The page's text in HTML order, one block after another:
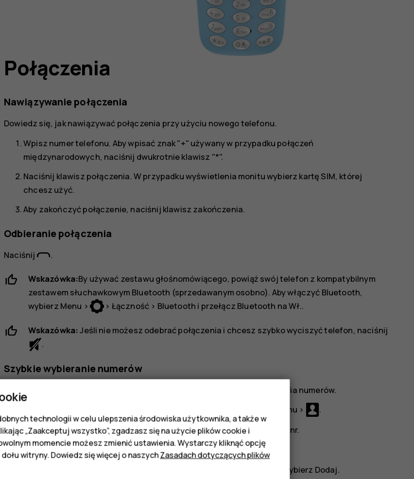
Połączenia
Nawiązywanie połączenia
Dowiedz się, jak nawiązywać połączenia przy użyciu nowego telefonu.
Wpisz numer telefonu. Aby wpisać znak "+" używany w przypadku połączeń
międzynarodowych, naciśnij dwukrotnie klawisz "*".
Naciśnij klawisz połączenia. W przypadku wyświetlenia monitu wybierz kartę SIM, której
chcesz użyć.
Aby zakończyć połączenie, naciśnij klawisz zakończenia.
Odbieranie połączenia
Naciśnij .
Wskazówka:By używać zestawu głośnomówiącego, powiąż swój telefon z kompatybilnym
zestawem słuchawkowym Bluetooth (sprzedawanym osobno). Aby włączyć Bluetooth,
wybierz Menu > > Łączność > Bluetooth i przełącz Bluetooth naWł..
Wskazówka:Jeśli nie możesz odebrać połączenia i chcesz szybko wyciszyć telefon, naciśnij
.
Szybkie wybieranie numerów
Możesz zadzwonić szybko do kontaktu, korzystając z szybkiego wybierania numerów.
Menu >
.
Wybierz
>Szybkie wyb. nr, a następnie włącz opcjęSzybkie wyb. nr.
Wybierz
Edytuj
Przewiń do dostępnego numeru szybkiego wybierania, a następnie wybierz Dodaj.
technologii w celu ulepszenia środowiska użytkownika, a także w
„Zaakceptuj wszystko”, zgadzasz się na użycie plików cookie i
momencie możesz zmienić ustawienia. Wystarczy kliknąć opcję
witryny. Dowiedz się więcej o naszychZasadach dotyczących plików